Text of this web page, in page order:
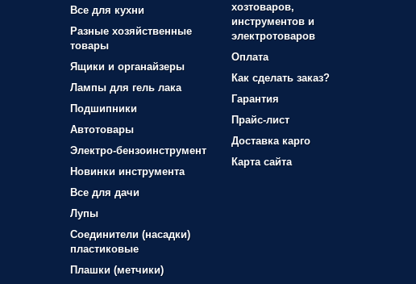
Все для кухни
Разные хозяйственные
товары
Ящики и органайзеры
Лампы для гель лака
Подшипники
Автотовары
Электро-бензоинструмент
Новинки инструмента
Все для дачи
Лупы
Соединители (насадки)
пластиковые
Плашки (метчики)
хозтоваров,
инструментов и
электротоваров
Оплата
Как сделать заказ?
Гарантия
Прайс-лист
Доставка карго
Карта сайта